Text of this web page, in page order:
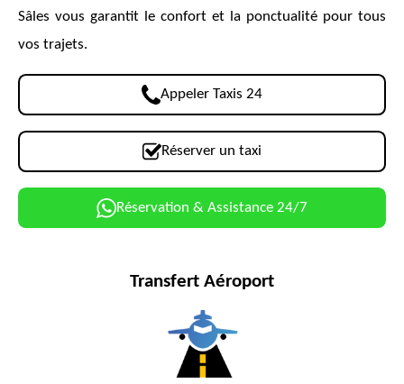
Sâles vous garantit le confort et la ponctualité pour tous
vos trajets.
Appeler Taxis 24
Réserver un taxi
Réservation & Assistance 24/7
Transfert Aéroport